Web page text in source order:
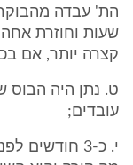
שעות וחוזרת
קצרה יותר, אם
ט. נתן היה הבוס
עובדים;
י. כ-3